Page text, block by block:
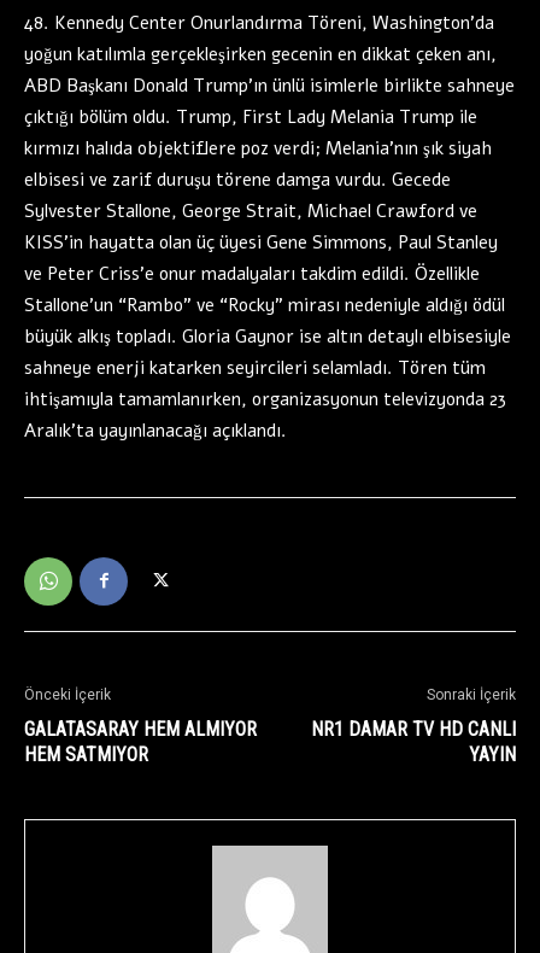
48. Kennedy Center Onurlandırma Töreni, Washington’da
yoğun katılımla gerçekleşirken gecenin en dikkat çeken anı,
ABD Başkanı Donald Trump’ın ünlü isimlerle birlikte sahneye
çıktığı bölüm oldu. Trump, First Lady Melania Trump ile
kırmızı halıda objektiflere poz verdi; Melania’nın şık siyah
elbisesi ve zarif duruşu törene damga vurdu. Gecede
Sylvester Stallone, George Strait, Michael Crawford ve
KISS’in hayatta olan üç üyesi Gene Simmons, Paul Stanley
ve Peter Criss’e onur madalyaları takdim edildi. Özellikle
Stallone’un “Rambo” ve “Rocky” mirası nedeniyle aldığı ödül
büyük alkış topladı. Gloria Gaynor ise altın detaylı elbisesiyle
sahneye enerji katarken seyircileri selamladı. Tören tüm
ihtişamıyla tamamlanırken, organizasyonun televizyonda 23
Aralık’ta yayınlanacağı açıklandı.
Önceki İçerik
GALATASARAY HEM ALMIYOR
HEM SATMIYOR
Sonraki İçerik
NR1 DAMAR TV HD CANLI
YAYIN